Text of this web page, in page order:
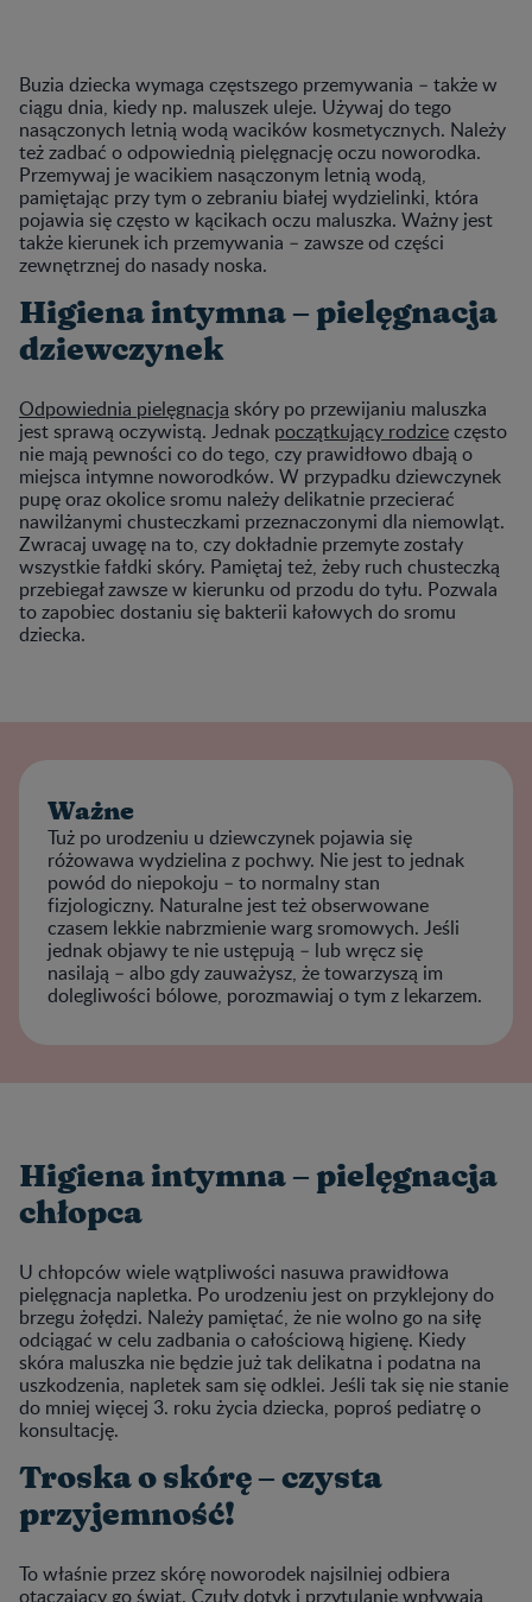
Buzia dziecka wymaga częstszego przemywania – także w
ciągu dnia, kiedy np. maluszek uleje. Używaj do tego
nasączonych letnią wodą wacików kosmetycznych. Należy
też zadbać o odpowiednią pielęgnację oczu noworodka.
Przemywaj je wacikiem nasączonym letnią wodą,
pamiętając przy tym o zebraniu białej wydzielinki, która
pojawia się często w kącikach oczu maluszka. Ważny jest
także kierunek ich przemywania – zawsze od części
zewnętrznej do nasady noska.
Higiena intymna – pielęgnacja
dziewczynek
Odpowiednia pielęgnacja skóry po przewijaniu maluszka
jest sprawą oczywistą. Jednak początkujący rodziceczęsto
nie mają pewności co do tego, czy prawidłowo dbają o
miejsca intymne noworodków. W przypadku dziewczynek
pupę oraz okolice sromu należy delikatnie przecierać
nawilżanymi chusteczkami przeznaczonymi dla niemowląt.
Zwracaj uwagę na to, czy dokładnie przemyte zostały
wszystkie fałdki skóry. Pamiętaj też, żeby ruch chusteczką
przebiegał zawsze w kierunku od przodu do tyłu. Pozwala
to zapobiec dostaniu się bakterii kałowych do sromu
dziecka.
Ważne
Tuż po urodzeniu u dziewczynek pojawia się
różowawa wydzielina z pochwy. Nie jest to jednak
powód do niepokoju – to normalny stan
fizjologiczny. Naturalne jest też obserwowane
czasem lekkie nabrzmienie warg sromowych. Jeśli
jednak objawy te nie ustępują – lub wręcz się
nasilają – albo gdy zauważysz, że towarzyszą im
dolegliwości bólowe, porozmawiaj o tym z lekarzem.
Higiena intymna – pielęgnacja
chłopca
U chłopców wiele wątpliwości nasuwa prawidłowa
pielęgnacja napletka. Po urodzeniu jest on przyklejony do
brzegu żołędzi. Należy pamiętać, że nie wolno go na siłę
odciągać w celu zadbania o całościową higienę. Kiedy
skóra maluszka nie będzie już tak delikatna i podatna na
uszkodzenia, napletek sam się odklei. Jeśli tak się nie stanie
do mniej więcej 3. roku życia dziecka, poproś pediatrę o
konsultację.
Troska o skórę – czysta
przyjemność!
To właśnie przez skórę noworodek najsilniej odbiera
otaczający go świat. Czuły dotyk i przytulanie wpływają